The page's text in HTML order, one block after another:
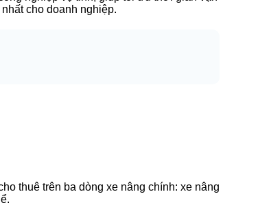
cho doanh nghiệp.
thuê trên ba dòng xe nâng chính: xe nâng